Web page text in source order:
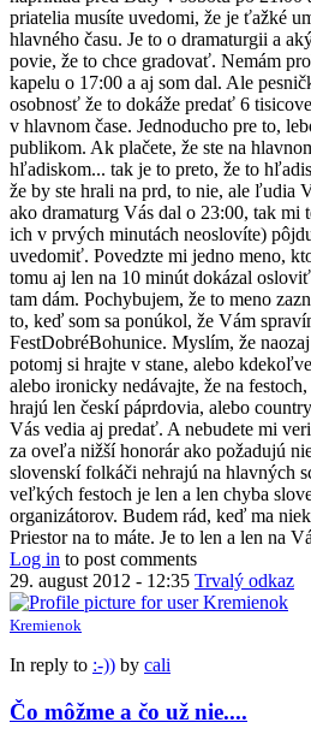
priatelia musíte uvedomi, že je ťažké
hlavného času. Je to o dramaturgii a
povie, že to chce gradovať. Nemám
kapelu o 17:00 a aj som dal. Ale
osobnosť že to dokáže predať 6
v hlavnom čase. Jednoducho pre to,
publikom. Ak plačete, že ste na
hľadiskom... tak je to preto, že to
že by ste hrali na prd, to nie, ale ľudia
ako dramaturg Vás dal o 23:00, tak mi
ich v prvých minutách neoslovíte)
uvedomiť. Povedzte mi jedno meno,
tomu aj len na 10 minút dokázal
tam dám. Pochybujem, že to meno
to, keď som sa ponúkol, že Vám
FestDobréBohunice. Myslím, že
potomj si hrajte v stane, alebo
alebo ironicky nedávajte, že na
hrajú len českí páprdovia, alebo
Vás vedia aj predať. A nebudete mi
za oveľa nižší honorár ako požadujú
slovenskí folkáči nehrajú na hlavných
veľkých festoch je len a len chyba
organizátorov. Budem rád, keď ma
Priestor na to máte. Je to len a len na
Log in to post comments
29. august 2012 - 12:35 Trvalý odkaz
Kremienok
In reply to :-)) by cali
Čo môžme a čo už nie....